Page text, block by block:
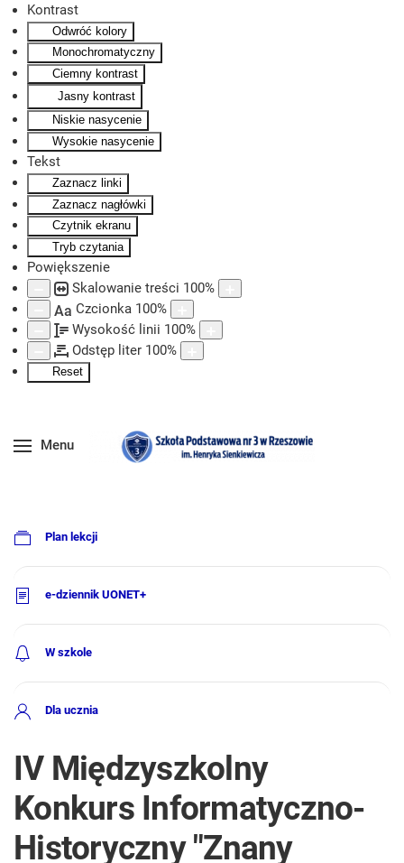
Kontrast
Odwróć kolory
Monochromatyczny
Ciemny kontrast
Jasny kontrast
Niskie nasycenie
Wysokie nasycenie
Tekst
Zaznacz linki
Zaznacz nagłówki
Czytnik ekranu
Tryb czytania
Powiększenie
Skalowanie treści 100%
Aa Czcionka 100%
Wysokość linii 100%
Odstęp liter 100%
Reset
Skip to main content
Menu
Plan lekcji
e-dziennik UONET+
W szkole
Dla ucznia
IV Międzyszkolny
Konkurs Informatyczno-
Historyczny "Znany